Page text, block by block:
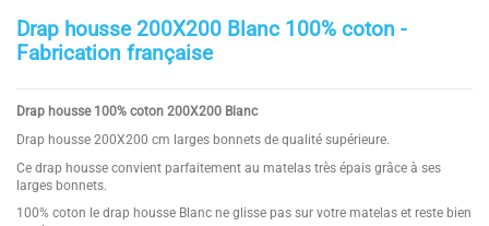
Drap housse 200X200 Blanc 100% coton -
Fabrication française
Drap housse 100% coton 200X200 Blanc
Drap housse 200X200 cm larges bonnets de qualité supérieure.
Ce drap housse convient parfaitement au matelas très épais grâce à ses
larges bonnets.
100% coton le drap housse Blanc ne glisse pas sur votre matelas et reste bien